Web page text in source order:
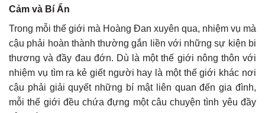
Cảm và Bí Ẩn
Trong mỗi thế giới mà Hoàng Đan xuyên qua, nhiệm vụ mà
cậu phải hoàn thành thường gắn liền với những sự kiện bi
thương và đầy đau đớn. Dù là một thế giới nông thôn với
nhiệm vụ tìm ra kẻ giết người hay là một thế giới khác nơi
cậu phải giải quyết những bí mật liên quan đến gia đình,
mỗi thế giới đều chứa đựng một câu chuyện tình yêu đầy